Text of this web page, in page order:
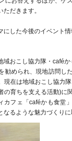
だきます。
した今後のイベント情
域おこし協力隊・caféか
勧められ、現地訪問し
現在は地域おこし協力
の育ちを支える活動)に
カフェ「caféかも食堂
るような魅力づくりに